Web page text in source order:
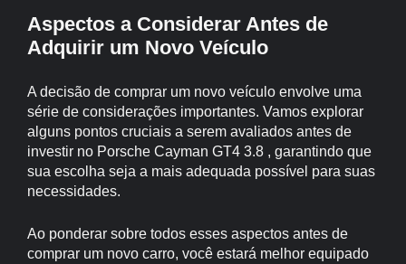
Aspectos a Considerar Antes de
Adquirir um Novo Veículo
A decisão de comprar um novo veículo envolve uma
série de considerações importantes. Vamos explorar
alguns pontos cruciais a serem avaliados antes de
investir no Porsche Cayman GT4 3.8 , garantindo que
sua escolha seja a mais adequada possível para suas
necessidades.
Ao ponderar sobre todos esses aspectos antes de
comprar um novo carro, você estará melhor equipado